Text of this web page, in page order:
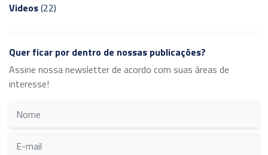
Videos(22)
Quer ficar por dentro de nossas publicações?
Assine nossa newsletter de acordo com suas áreas de
interesse!